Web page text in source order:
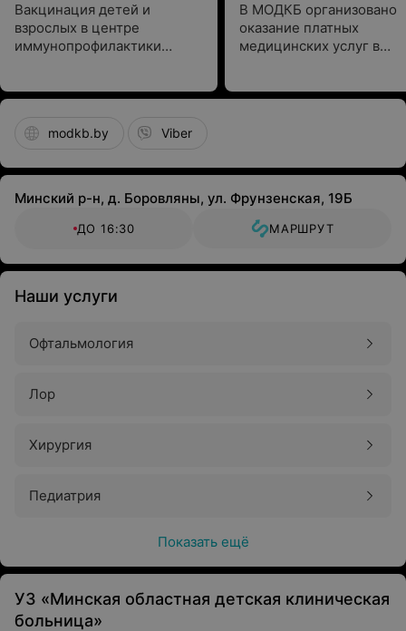
Вакцинация детей и
взрослых в центре
иммунопрофилактики
В МОДКБ организовано
оказание платных
медицинских услуг в
modkb.by Viber
Минский р-н, д. Боровляны, ул. Фрунзенская, 19Б
ДО 16:30 МАРШРУТ
Наши услуги
Офтальмология
Лор
Хирургия
Педиатрия
Показать ещё
УЗ «Минская областная детская клиническая
больница»